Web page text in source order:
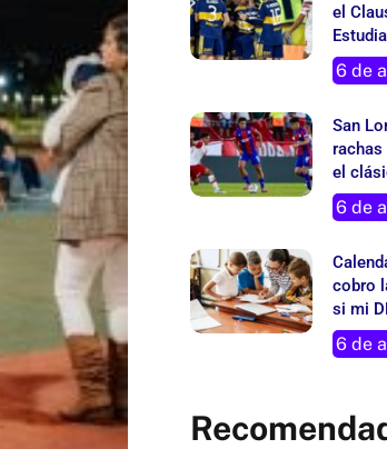
el
6 de
San
el
6 de
cobro
si mi
6 de